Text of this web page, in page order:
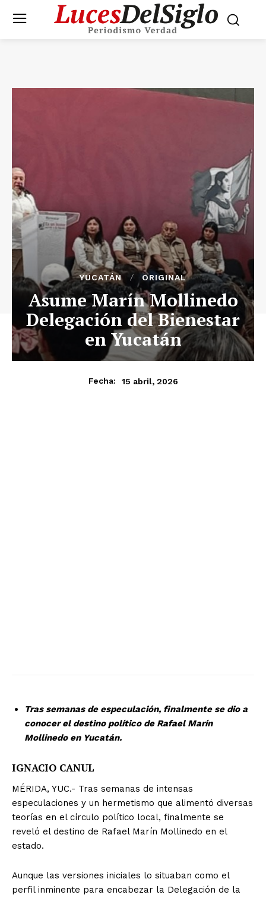
YUCATÁN ORIGINAL
Asume Marín Mollinedo
Delegación del Bienestar
en Yucatán
Fecha: 15 abril, 2026
Tras semanas de especulación, finalmente se dio a
conocer el destino político de Rafael Marín
Mollinedo en Yucatán.
IGNACIO CANUL
MÉRIDA, YUC.- Tras semanas de intensas
especulaciones y un hermetismo que alimentó diversas
teorías en el círculo político local, finalmente se
reveló el destino de Rafael Marín Mollinedo en el
estado.
Aunque las versiones iniciales lo situaban como el
perfil inminente para encabezar la Delegación de la